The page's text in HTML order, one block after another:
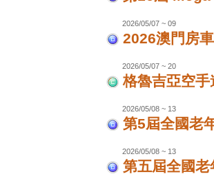
2026/05/07 ~ 09
2026澳門房
2026/05/07 ~ 20
格魯吉亞空
2026/05/08 ~ 13
第5屆全國老
2026/05/08 ~ 13
第五屆全國